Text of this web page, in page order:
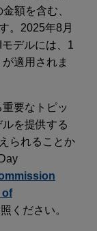
額を含む、
。2025年8月
デルには、1
適用されま
要なトピッ
を提供する
られることか
of
ください。